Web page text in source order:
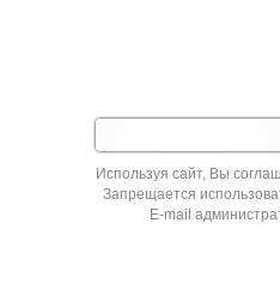
Используя cайт, Вы
Запрещается
E-mail